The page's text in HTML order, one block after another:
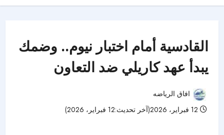
القادسية أمام اختبار نيوم.. وضمك
يبدأ عهد كاريلي ضد التعاون
افاق الرياضه